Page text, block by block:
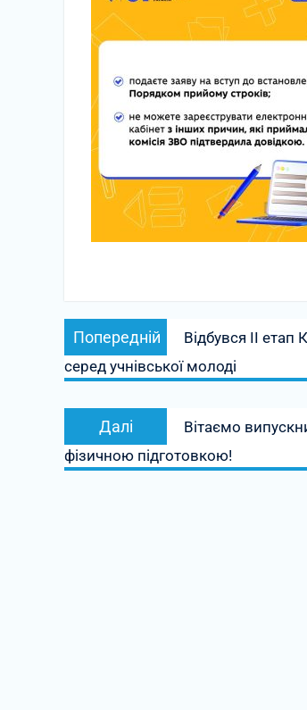
Навігація
записів
Попередній
Попередній
запис:
Відбувся ІІ етап
серед учнівської молоді
Далі
Наступний
запис:
Вітаємо
фізичною підготовкою!